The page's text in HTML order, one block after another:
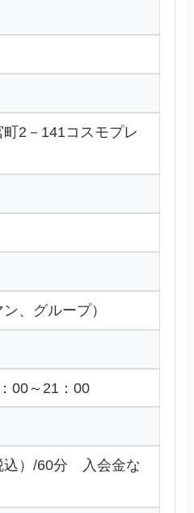
2－141コスモプレ
、グループ）
00～21：00
込）/60分 入会金な